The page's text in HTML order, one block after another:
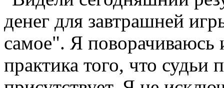
денег для завтрашней
самое". Я поворачиваюсь
практика того, что судьи